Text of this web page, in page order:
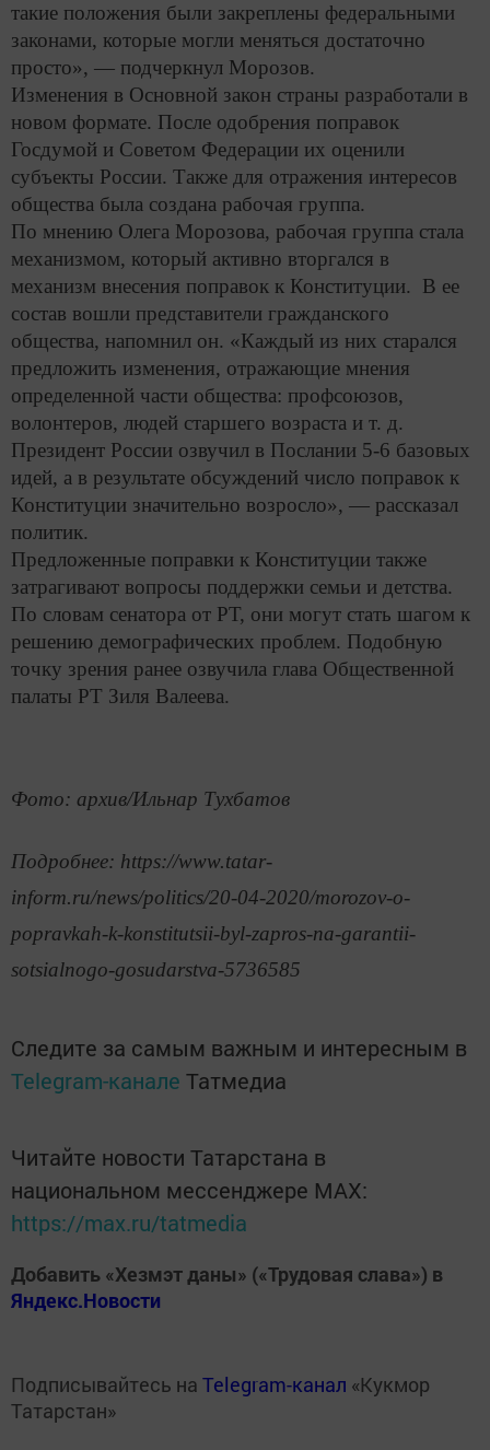
такие положения были закреплены федеральными
законами, которые могли меняться достаточно
просто», — подчеркнул Морозов.
Изменения в Основной закон страны разработали в
новом формате. После одобрения поправок
Госдумой и Советом Федерации их оценили
субъекты России. Также для отражения интересов
общества была создана рабочая группа.
По мнению Олега Морозова, рабочая группа стала
механизмом, который активно вторгался в
механизм внесения поправок к Конституции. В ее
состав вошли представители гражданского
общества, напомнил он. «Каждый из них старался
предложить изменения, отражающие мнения
определенной части общества: профсоюзов,
волонтеров, людей старшего возраста и т. д.
Президент России озвучил в Послании 5-6 базовых
идей, а в результате обсуждений число поправок к
Конституции значительно возросло», — рассказал
политик.
Предложенные поправки к Конституции также
затрагивают вопросы поддержки семьи и детства.
По словам сенатора от РТ, они могут стать шагом к
решению демографических проблем. Подобную
точку зрения ранее озвучила глава Общественной
палаты РТ Зиля Валеева.
Фото: архив/Ильнар Тухбатов
Подробнее: https://www.tatar-
inform.ru/news/politics/20-04-2020/morozov-o-
popravkah-k-konstitutsii-byl-zapros-na-garantii-
sotsialnogo-gosudarstva-5736585
Следите за самым важным и интересным в
Telegram-канале Татмедиа
Читайте новости Татарстана в
национальном мессенджере MАХ:
https://max.ru/tatmedia
Добавить «Хезмэт даны» («Трудовая слава») в
Яндекс.Новости
Подписывайтесь на Telegram-канал «Кукмор
Татарстан»